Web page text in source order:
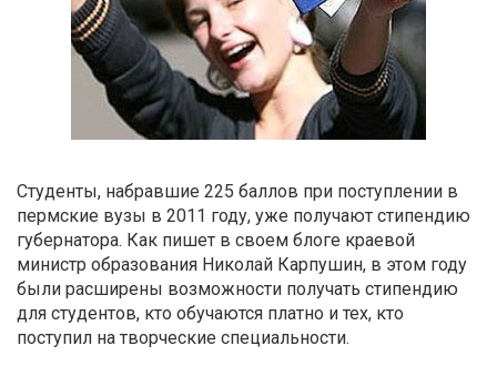
Студенты, набравшие 225 баллов при поступлении в
пермские вузы в 2011 году, уже получают стипендию
губернатора. Как пишет в своем блоге краевой
министр образования Николай Карпушин, в этом году
были расширены возможности получать стипендию
для студентов, кто обучаются платно и тех, кто
поступил на творческие специальности.